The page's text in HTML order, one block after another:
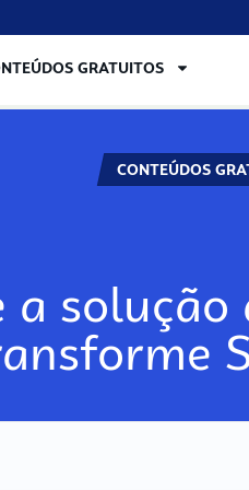
GRATUITOS
CONTEÚDOS
a solução